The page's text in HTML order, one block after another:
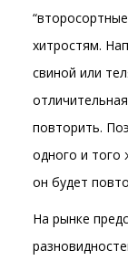
хитростям.
свиной или
повторить.
одного и того
он будет
На рынке